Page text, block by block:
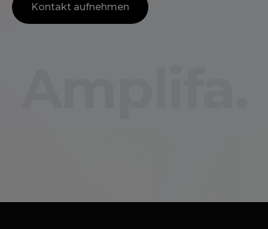
Kontakt aufnehmen